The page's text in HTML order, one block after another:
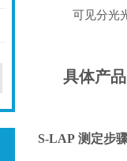
可见分光
具体产
S-LAP 测定步